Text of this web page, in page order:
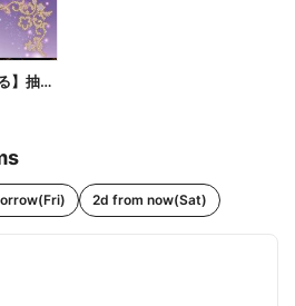
【ファミペイでスタンプ貯まる】抽選でペアチケットが当たる!
2d from now(Sat)